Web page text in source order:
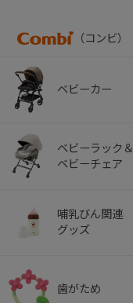
（コンビ）
ベビーカー
ベビーラック＆
ベビーチェア
哺乳びん関連
グッズ
歯がため